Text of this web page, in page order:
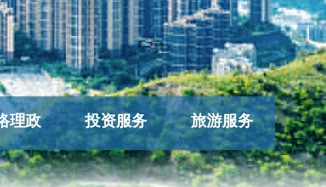
理政 投资服务 旅游服务